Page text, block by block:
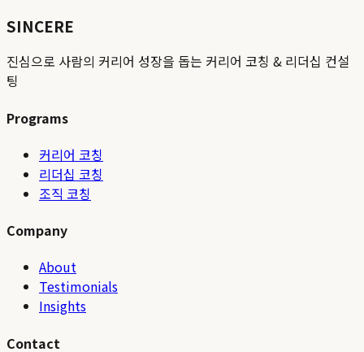
SINCERE
진심으로 사람의 커리어 성장을 돕는 커리어 코칭 & 리더십 컨설
팅
Programs
커리어 코칭
리더십 코칭
조직 코칭
Company
About
Testimonials
Insights
Contact